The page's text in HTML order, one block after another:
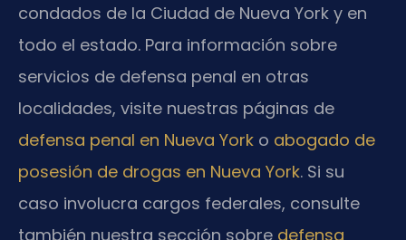
condados de la Ciudad de Nueva York y en
todo el estado. Para información sobre
servicios de defensa penal en otras
localidades, visite nuestras páginas de
defensa penal en Nueva York o abogado de
posesión de drogas en Nueva York. Si su
caso involucra cargos federales, consulte
también nuestra sección sobre defensa